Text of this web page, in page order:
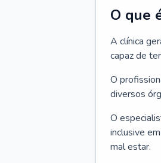
O que
A clínica
capaz de
O
diversos
O
inclusive
mal estar.